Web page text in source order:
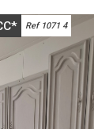
Ref 1071 4